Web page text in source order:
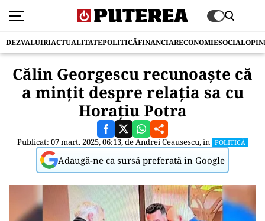
DEZVALUIRIACTUALITATEPOLITICĂFINANCIARECONOMIESOCIAL
Călin Georgescu recunoaște că
a mințit despre relația sa cu
Horațiu Potra
Publicat: 07 mart. 2025, 06:13, deAndrei Ceausescu, în POLITICĂ
Adaugă-ne ca sursă preferată în Google